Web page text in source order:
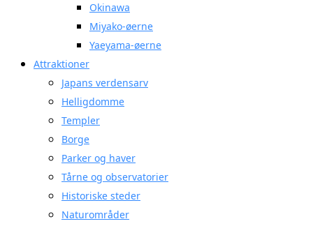
Okinawa
Miyako-øerne
Yaeyama-øerne
Attraktioner
Japans verdensarv
Helligdomme
Templer
Borge
Parker og haver
Tårne og observatorier
Historiske steder
Naturområder